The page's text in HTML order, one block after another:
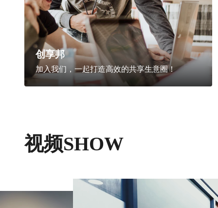
创享邦
加入我们，一起打造高效的共享生意圈！
视频SHOW